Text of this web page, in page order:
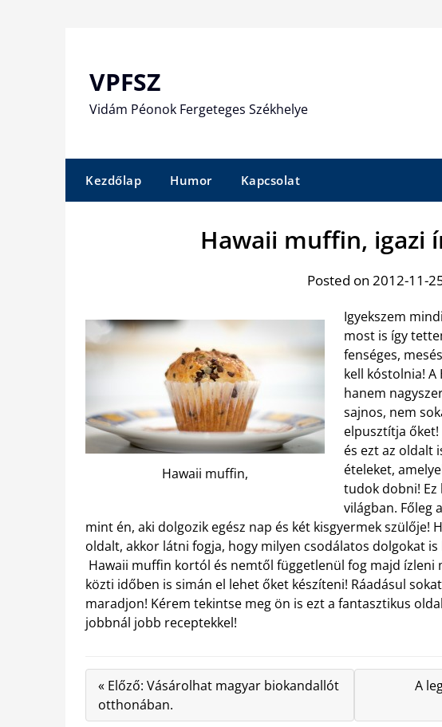
VPFSZ
Vidám Péonok Fergeteges Székhelye
Kezdőlap Humor Kapcsolat
Hawaii muffin, igazi
Posted on 2012-11-
Hawaii muffin,
Igyekszem
most is így
fenséges,
kell kóstolnia! A
hanem
sajnos, nem
elpusztítja
és ezt az oldalt
ételeket,
tudok dobni!
világban. Főleg
mint én, aki dolgozik egész nap és két kisgyermek szülője!
oldalt, akkor látni fogja, hogy milyen csodálatos dolgokat
Hawaii muffin kortól és nemtől függetlenül fog majd ízleni
közti időben is simán el lehet őket készíteni! Ráadásul
maradjon! Kérem tekintse meg ön is ezt a fantasztikus
jobbnál jobb receptekkel!
« Előző: Vásárolhat magyar biokandallót
otthonában.
A